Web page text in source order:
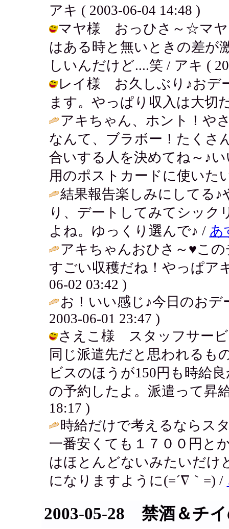
アキ ( 2003-06-04 14:48 )
マヤ様 おっひさ～☆マヤ
はある時と無いときの差が
しいんだけど....笑 / アキ (
レイ様 お久しぶり♪おデ
ます。やっぱり収入は大切
アキちゃん、ホント！や
なんて、ブラボー！たくさ
合いする人を決めてね～♪
用のポストカードに使いた
結果報告楽しみにしてる
り、デートしてみてシック
よね。ゆっくり選んで♪ /
アキちゃんおひさ～♥こ
すごい収穫だね！やっぱア
06-02 03:42 )
お！いい感じ♪今日のお
2003-06-01 23:47 )
さえこ様 スタッフサービ
同じ派遣先だと思われるも
ビスのほうが150円も時給
の予約したよ。派遣って昇
18:17 )
時給だけで考えるならス
一番安くても１７００円と
はほとんどないみたいだ
になりますように(=´∇｀=) /
2003-05-28 禁酒＆チ